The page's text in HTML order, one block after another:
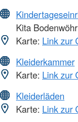
Kita Bodenwöhr
Karte: Link zur
Kleiderkammer
Karte: Link zur
Kleiderläden
Karte: Link zur